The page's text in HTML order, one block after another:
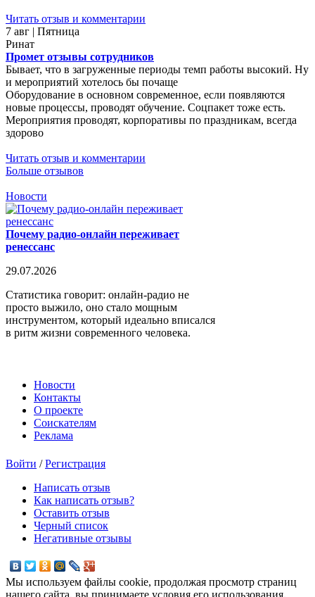
Читать отзыв и комментарии
7 авг | Пятница
Ринат
Промет отзывы сотрудников
Бывает, что в загруженные периоды темп работы высокий. Ну
и мероприятий хотелось бы почаще
Оборудование в основном современное, если появляются
новые процессы, проводят обучение. Соцпакет тоже есть.
Мероприятия проводят, корпоративы по праздникам, всегда
здорово
Читать отзыв и комментарии
Больше отзывов
Новости
Почему радио-онлайн переживает
ренессанс
29.07.2026
Статистика говорит: онлайн-радио не
просто выжило, оно стало мощным
инструментом, который идеально вписался
в ритм жизни современного человека.
Новости
Контакты
О проекте
Соискателям
Реклама
Войти /Регистрация
Написать отзыв
Как написать отзыв?
Оставить отзыв
Черный список
Негативные отзывы
Мы используем файлы cookie, продолжая просмотр страниц
нашего сайта, вы принимаете условия его использования.